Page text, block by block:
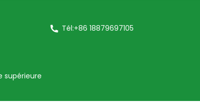
Tél:+86 18879697105
supérieure